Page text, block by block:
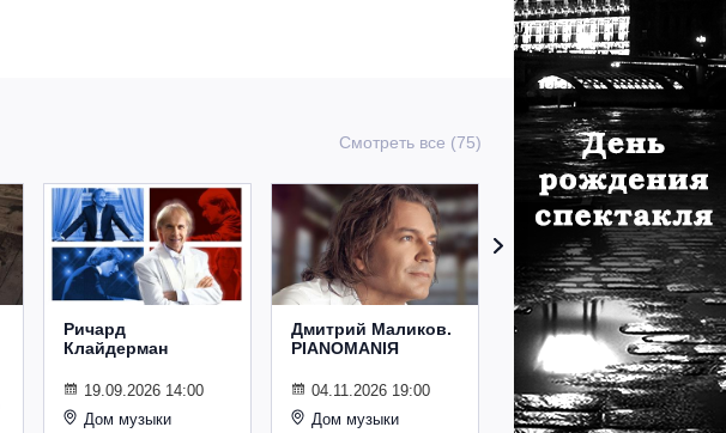
Смотреть все (75)
Ричард
Клайдерман
19.09.2026 14:00
Дом музыки
Дмитрий Маликов.
PIANOMANIЯ
04.11.2026 19:00
Дом музыки
Рождественский
концерт
Владимира
Спивакова
24.12.2026 19:00